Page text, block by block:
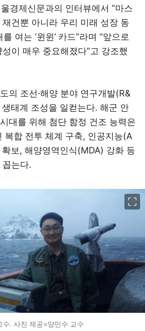
경제신문과의 인터뷰에서 “마스
건뿐 아니라 우리 미래 성장 동
를 여는 ‘윈윈’ 카드”라며 “앞으로
이 매우 중요해졌다”고 강조했
의 조선·해양 분야 연구개발(R&
태계 조성을 일컫는다. 해군 안
대를 위해 첨단 함정 건조 능력은
복합 전투 체계 구축, 인공지능(A
확보, 해양영역인식(MDA) 강화 등
는다.
. 사진 제공=양민수 교수